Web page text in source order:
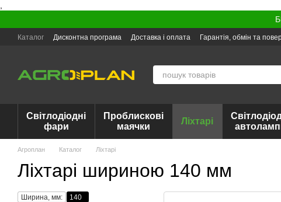
Каталог Дисконтна програма Доставка і оплата Гарантія, обмін та
Світлодіодні
фари
Проблискові
маячки
Ліхтарі
Агроплан Каталог Ліхтарі
Ліхтарі шириною 140 мм
Ширина, мм:
140